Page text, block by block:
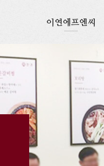
이연에프엔씨